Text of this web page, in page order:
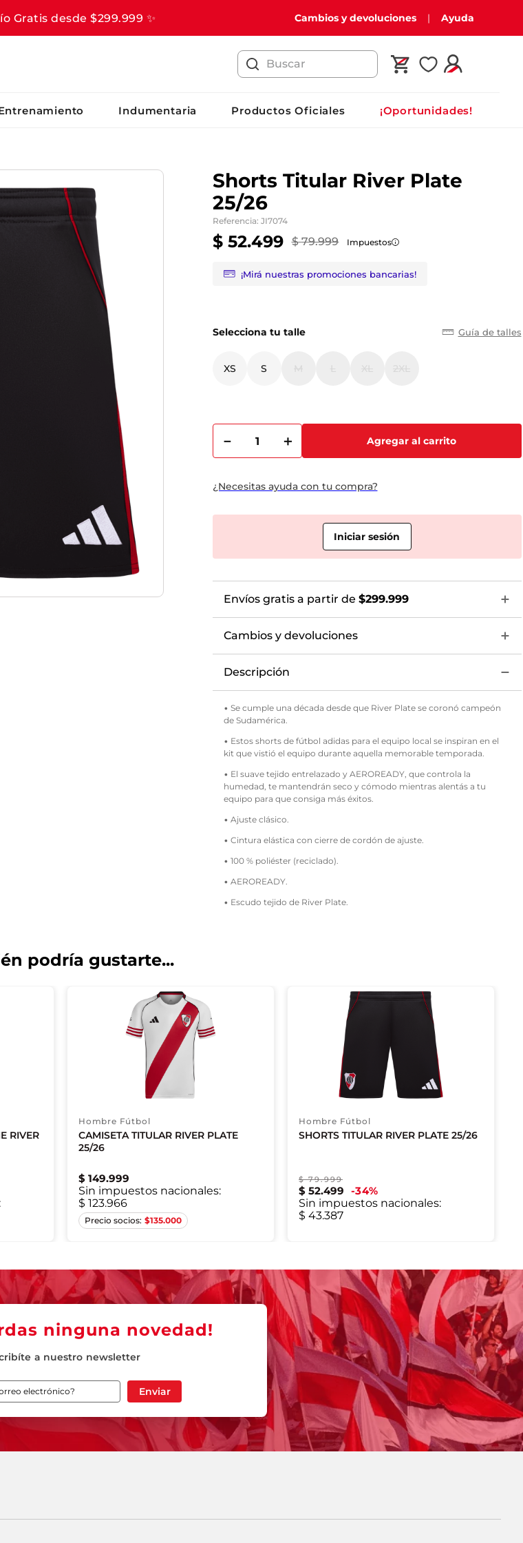
Gratis desde $299.999 ✨ Cambios y devoluciones Ayuda
Buscar
Indumentaria Productos Oficiales ¡Oportunidades!
Shorts Titular River Plate
25/26
Referencia: JI7074
$ 52.499 $ 79.999 Impuestos
¡Mirá nuestras promociones bancarias!
Guía de talles
Selecciona tu talle
XS S
＋
－ Agregar al carrito
¿Necesitas ayuda con tu compra?
Envíos gratis a partir de $299.999
Cambios y devoluciones
Descripción
• Se cumple una década desde que River Plate se coronó campeón
de Sudamérica.
• Estos shorts de fútbol adidas para el equipo local se inspiran en el
kit que vistió el equipo durante aquella memorable temporada.
• El suave tejido entrelazado y AEROREADY, que controla la
humedad, te mantendrán seco y cómodo mientras alentás a tu
equipo para que consiga más éxitos.
• Ajuste clásico.
• Cintura elástica con cierre de cordón de ajuste.
• 100 % poliéster (reciclado).
• AEROREADY.
• Escudo tejido de River Plate.
podría gustarte...
RIVER
Hombre Fútbol
CAMISETA TITULAR RIVER PLATE
25/26
$ 149.999
Sin impuestos nacionales:
$ 123.966
$135.000
Hombre Fútbol
SHORTS TITULAR RIVER PLATE 25/26
$ 79.999
$ 52.499 34%
Sin impuestos nacionales:
$ 43.387
XS S
ninguna novedad!
a nuestro newsletter
Enviar